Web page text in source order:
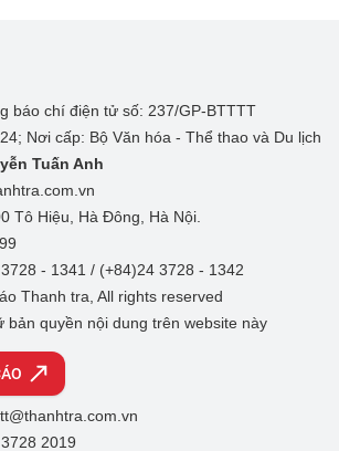
báo chí điện tử số: 237/GP-BTTTT
Nơi cấp: Bộ Văn hóa - Thể thao và Du lịch
Tuấn Anh
Tô Hiệu, Hà Đông, Hà Nội.
- 1341 / (+84)24 3728 - 1342
Thanh tra, All rights reserved
bản quyền nội dung trên website này
2019